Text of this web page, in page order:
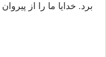
برد. خدایا ما را از